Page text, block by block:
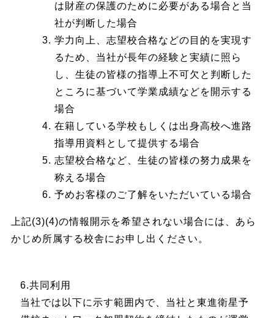
は財産の保護のために必要がある場合と当
社が判断した場合
学力向上、志望校合格などの目的を実現す
るため、当社が長年の経験と実績に照ら
し、生徒の皆様の指導上不可欠と判断した
ところに基づいて学業成績などを開示する
場合
在籍している学校もしくは出身高校へ進路
指導用資料として提供する場合
志望校合格など、生徒の皆様の努力成果を
称える場合
予めお客様のご了解をいただいている場合
上記(3)(4)の情報開示を希望されない場合には、あら
かじめ所属する校舎にお申し出ください。
6.共同利用
当社では以下に示す範囲内で、当社と東進衛星予